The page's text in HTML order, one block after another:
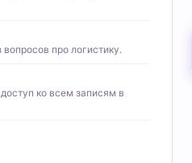
про логистику.
ко всем записям в